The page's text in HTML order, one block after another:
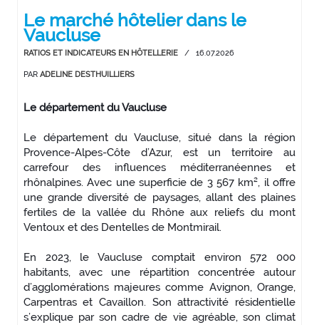
Le marché hôtelier dans le
Vaucluse
RATIOS ET INDICATEURS EN HÔTELLERIE / 16.07.2026
PAR ADELINE DESTHUILLIERS
Le département du Vaucluse
Le département du Vaucluse, situé dans la région
Provence-Alpes-Côte d’Azur, est un territoire au
carrefour des influences méditerranéennes et
rhônalpines. Avec une superficie de 3 567 km², il offre
une grande diversité de paysages, allant des plaines
fertiles de la vallée du Rhône aux reliefs du mont
Ventoux et des Dentelles de Montmirail.
En 2023, le Vaucluse comptait environ 572 000
habitants, avec une répartition concentrée autour
d’agglomérations majeures comme Avignon, Orange,
Carpentras et Cavaillon. Son attractivité résidentielle
s’explique par son cadre de vie agréable, son climat